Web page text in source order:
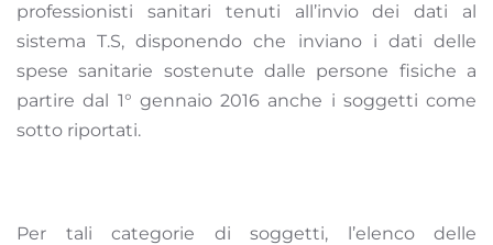
professionisti sanitari tenuti all’invio dei dati al
sistema T.S, disponendo che inviano i dati delle
spese sanitarie sostenute dalle persone fisiche a
partire dal 1° gennaio 2016 anche i soggetti come
sotto riportati.
Per tali categorie di soggetti, l’elenco delle